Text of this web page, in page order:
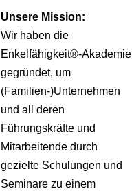
Unsere Mission:
Wir haben die
Enkelfähigkeit®-Akademie
gegründet, um
(Familien-)Unternehmen
und all deren
Führungskräfte und
Mitarbeitende durch
gezielte Schulungen und
Seminare zu einem